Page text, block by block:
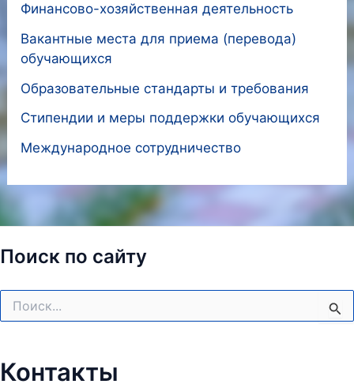
Финансово-хозяйственная деятельность
Вакантные места для приема (перевода)
обучающихся
Образовательные стандарты и требования
Стипендии и меры поддержки обучающихся
Международное сотрудничество
Поиск по сайту
Контакты